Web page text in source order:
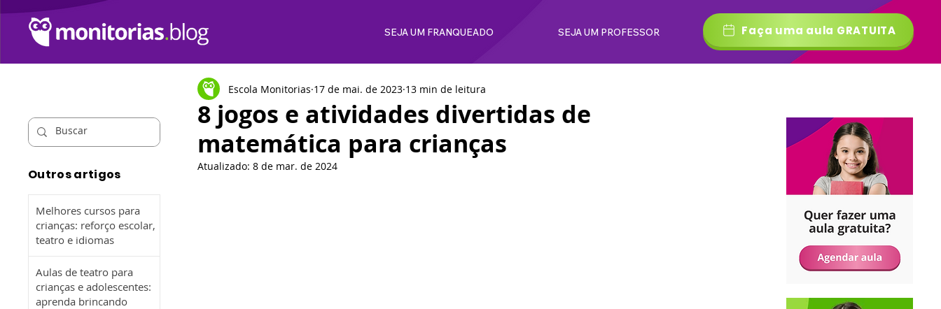
SEJA UM FRANQUEADO SEJA UM PROFESSOR Faça uma aula GRATUITA
8 jogos e atividades divertidas de
matemática para crianças
Escola Monitorias 17 de mai. de 2023 13 min de leitura
Atualizado: 8 de mar. de 2024
Melhores cursos para
crianças: reforço escolar,
teatro e idiomas
Aulas de teatro para
crianças e adolescentes:
aprenda brincando
Outros artigos